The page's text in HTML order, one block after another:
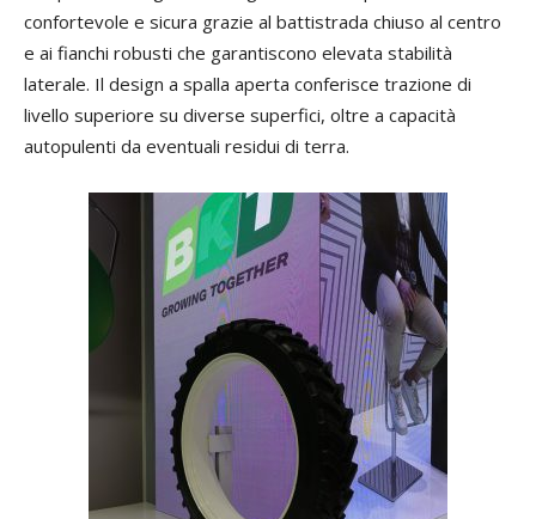
confortevole e sicura grazie al battistrada chiuso al centro
e ai fianchi robusti che garantiscono elevata stabilità
laterale. Il design a spalla aperta conferisce trazione di
livello superiore su diverse superfici, oltre a capacità
autopulenti da eventuali residui di terra.